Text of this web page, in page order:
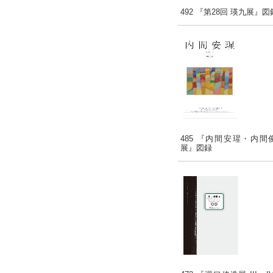
492 『第28回 瑛九展』図
485 『内間安瑆・内間
展』図録